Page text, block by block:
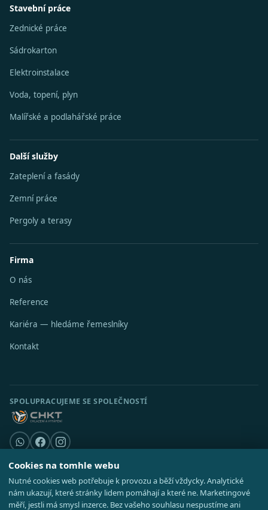
Stavební práce
Zednické práce
Sádrokarton
Elektroinstalace
Voda, topení, plyn
Malířské a podlahářské práce
Další služby
Zateplení a fasády
Zemní práce
Pergoly a terasy
Firma
O nás
Reference
Kariéra — hledáme řemeslníky
Kontakt
SPOLUPRACUJEME SE SPOLEČNOSTÍ
© 2026 Stavební středisko s.r.o. · IČO 08521514 ·Poradna·Kde působíme
·Realizace
GDPR ·Cookies·Nastavení cookies·Mapa webu
Cookies na tomhle webu
Nutné cookies web potřebuje k provozu a běží vždycky. Analytické
nám ukazují, které stránky lidem pomáhají a které ne. Marketingové
měří, jestli má smysl inzerce. Bez vašeho souhlasu nespustíme ani